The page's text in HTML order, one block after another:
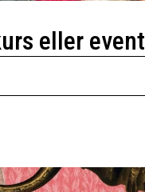
eller event